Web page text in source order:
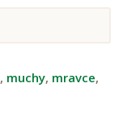
, muchy, mravce,